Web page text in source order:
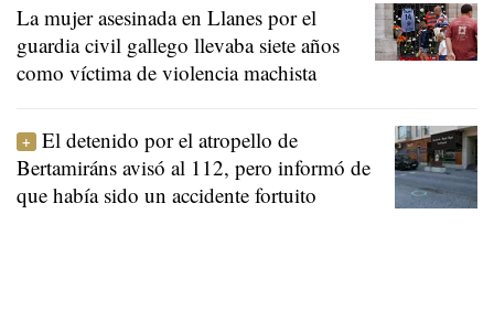
La mujer asesinada en Llanes por el
guardia civil gallego llevaba siete años
como víctima de violencia machista
El detenido por el atropello de
Bertamiráns avisó al 112, pero informó de
que había sido un accidente fortuito